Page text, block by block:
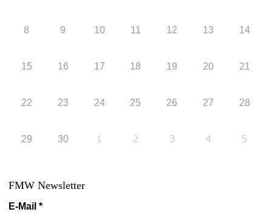
8 9 10 11 12 13 14
15 16 17 18 19 20 21
22 23 24 25 26 27 28
29 30 1 2 3 4 5
FMW Newsletter
E-Mail *